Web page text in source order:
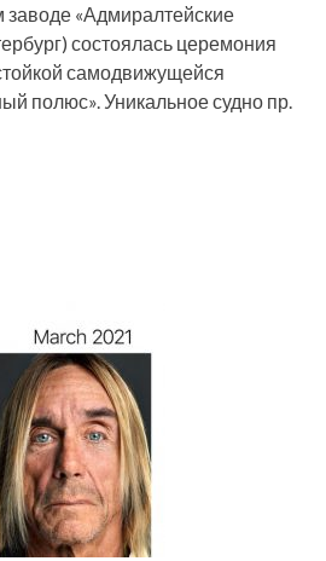
заводе «Адмиралтейские
состоялась церемония
самодвижущейся
полюс». Уникальное судно пр.